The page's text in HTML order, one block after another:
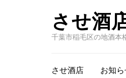
させ酒
千葉市稲毛区の地酒本
させ酒店 お知